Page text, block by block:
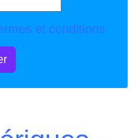
et conditions